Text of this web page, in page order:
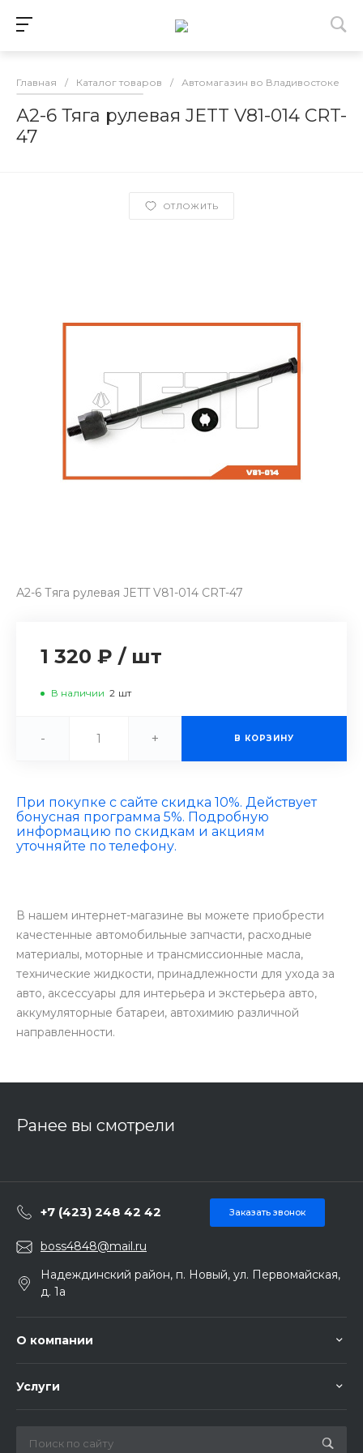
Главная / Каталог товаров / Автомагазин во Владивостоке
А2-6 Тяга рулевая JETT V81-014 CRT-
47
ОТЛОЖИТЬ
А2-6 Тяга рулевая JETT V81-014 CRT-47
1 320 ₽ / шт
В наличии 2 шт
- + В КОРЗИНУ
При покупке с сайте скидка 10%. Действует
бонусная программа 5%. Подробную
информацию по скидкам и акциям
уточняйте по телефону.
В нашем интернет-магазине вы можете приобрести
качестенные автомобильные запчасти, расходные
материалы, моторные и трансмиссионные масла,
технические жидкости, принадлежности для ухода за
авто, аксессуары для интерьера и экстерьера авто,
аккумуляторные батареи, автохимию различной
направленности.
Ранее вы смотрели
+7 (423) 248 42 42 Заказать звонок
boss4848@mail.ru
Надеждинский район, п. Новый, ул. Первомайская,
д. 1а
О компании
Услуги